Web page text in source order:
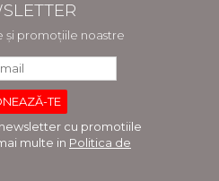
și promoțiile noastre
cu promotiile
multe in Politica de